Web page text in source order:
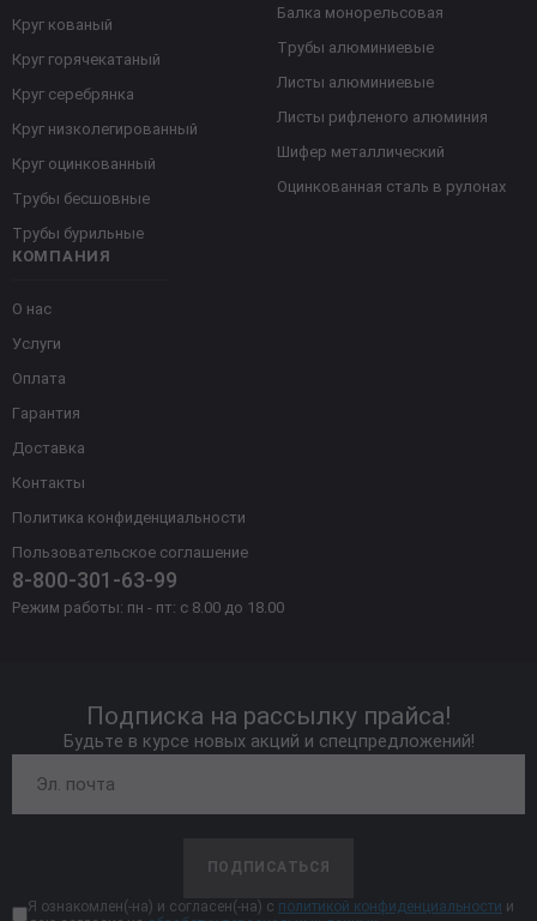
КОМПАНИЯ
О нас
Услуги
Оплата
Гарантия
Доставка
Контакты
Политика конфиденциальности
Пользовательское соглашение
8-800-301-63-99
Режим работы: пн - пт: с 8.00 до 18.00
Круг кованый
Круг горячекатаный
Круг серебрянка
Круг низколегированный
Круг оцинкованный
Трубы бесшовные
Трубы бурильные
Балка монорельсовая
Трубы алюминиевые
Листы алюминиевые
Листы рифленого алюминия
Шифер металлический
Оцинкованная сталь в рулонах
Подписка на рассылку прайса!
Будьте в курсе новых акций и спецпредложений!
ПОДПИСАТЬСЯ
Я ознакомлен(-на) и согласен(-на) с политикой конфиденциальности и